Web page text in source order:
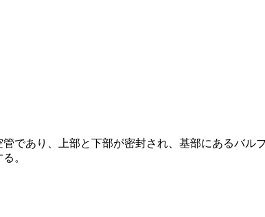
であり、上部と下部が密封され、基部にあるバル
。